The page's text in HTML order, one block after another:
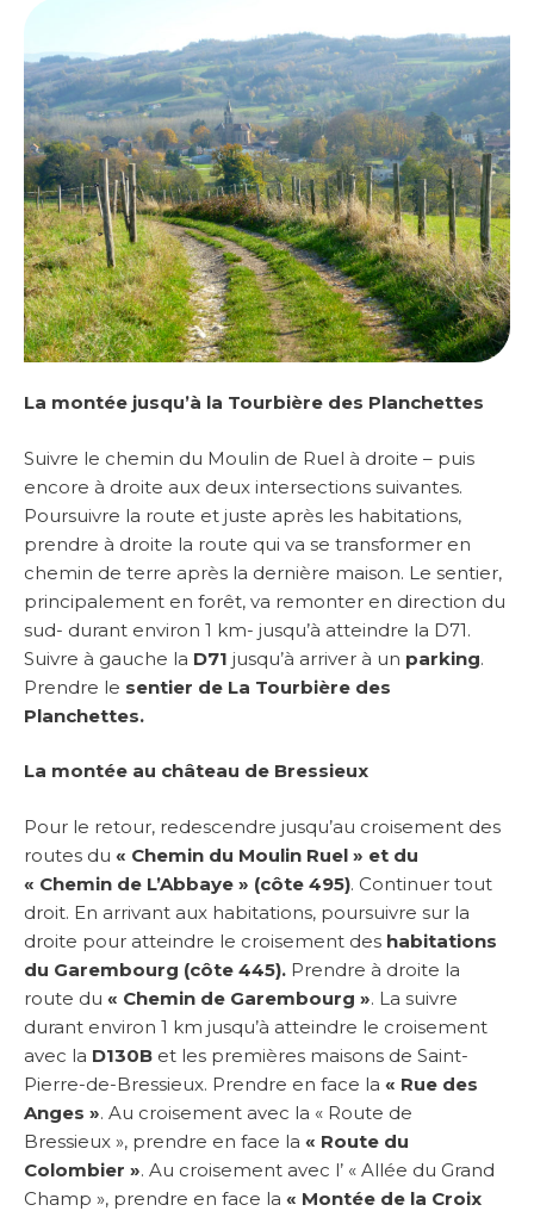
La montée jusqu’à la Tourbière des Planchettes
Suivre le chemin du Moulin de Ruel à droite – puis
encore à droite aux deux intersections suivantes.
Poursuivre la route et juste après les habitations,
prendre à droite la route qui va se transformer en
chemin de terre après la dernière maison. Le sentier,
principalement en forêt, va remonter en direction du
sud- durant environ 1 km- jusqu’à atteindre la D71.
Suivre à gauche la D71 jusqu’à arriver à un parking.
Prendre le sentier de La Tourbière des
Planchettes.
La montée au château de Bressieux
Pour le retour, redescendre jusqu’au croisement des
routes du « Chemin du Moulin Ruel » et du
« Chemin de L’Abbaye » (côte 495). Continuer tout
droit. En arrivant aux habitations, poursuivre sur la
droite pour atteindre le croisement des habitations
du Garembourg (côte 445). Prendre à droite la
route du « Chemin de Garembourg ». La suivre
durant environ 1 km jusqu’à atteindre le croisement
avec la D130B et les premières maisons de Saint-
Pierre-de-Bressieux. Prendre en face la « Rue des
Anges ». Au croisement avec la « Route de
Bressieux », prendre en face la « Route du
Colombier ». Au croisement avec l’ « Allée du Grand
Champ », prendre en face la « Montée de la Croix